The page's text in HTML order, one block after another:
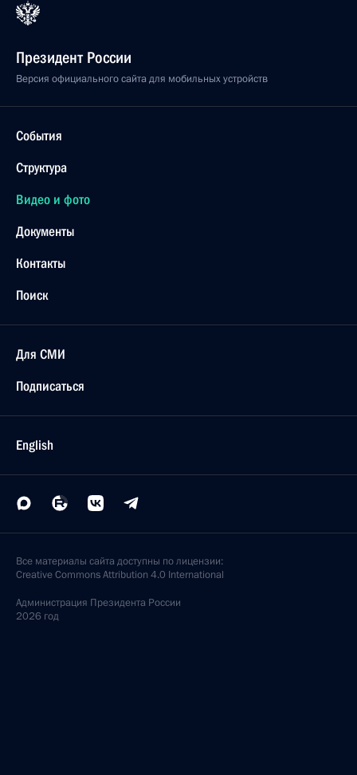
Президент России
Версия официального сайта для мобильных устройств
События
Структура
Видео и фото
Документы
Контакты
Поиск
Для СМИ
Подписаться
English
Все материалы сайта доступны по лицензии:
Creative Commons Attribution 4.0 International
Администрация Президента России
2026 год